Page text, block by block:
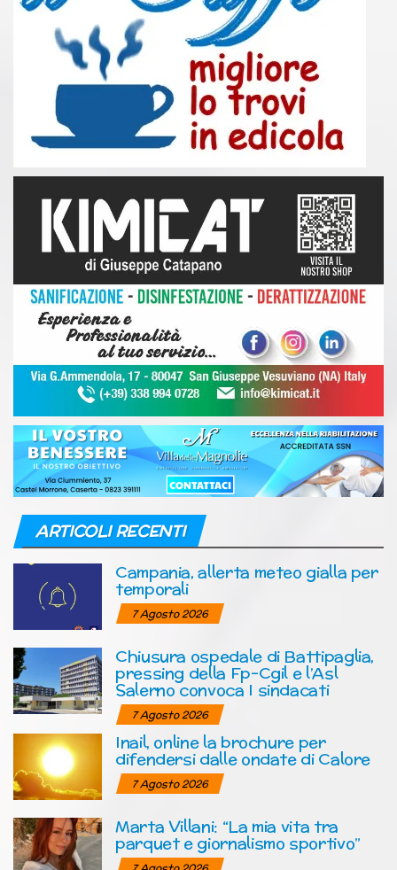
ARTICOLI RECENTI
Campania, allerta meteo gialla per
temporali
7 Agosto 2026
Chiusura ospedale di Battipaglia,
pressing della Fp-Cgil e l’Asl
Salerno convoca I sindacati
7 Agosto 2026
Inail, online la brochure per
difendersi dalle ondate di Calore
7 Agosto 2026
Marta Villani: “La mia vita tra
parquet e giornalismo sportivo”